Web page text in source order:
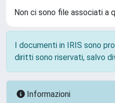
Non ci sono file associati a
I documenti in IRIS sono
diritti sono riservati, salvo
Informazioni